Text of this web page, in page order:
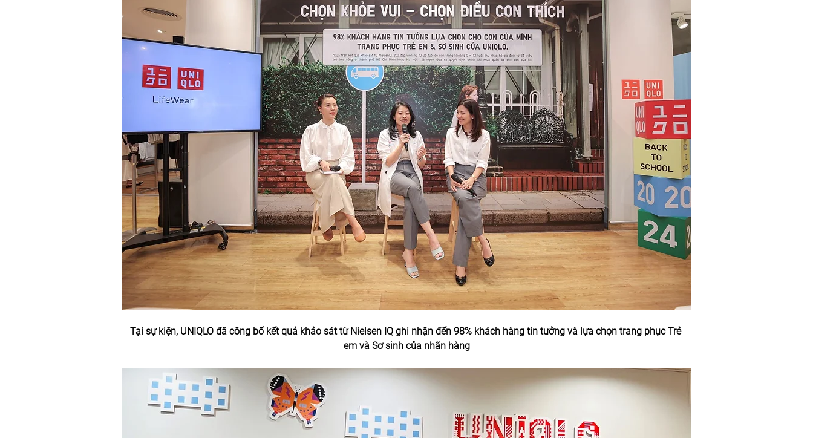
Tại sự kiện, UNIQLO đã công bố kết quả khảo sát từ Nielsen IQ ghi nhận đến 98% khách hàng tin tưởng và lựa chọn trang phục Trẻ
em và Sơ sinh của nhãn hàng